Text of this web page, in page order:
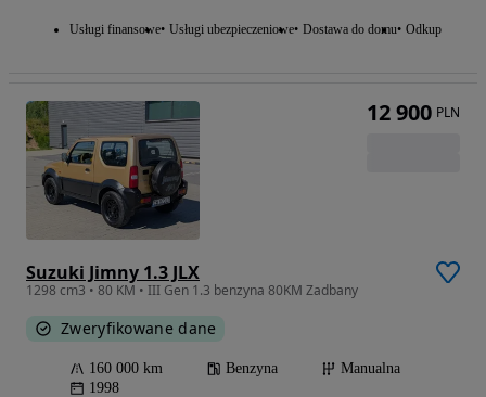
Usługi finansowe Usługi ubezpieczeniowe Dostawa do domu Odkup
Suzuki Jimny 1.3 JLX
1298 cm3 • 80 KM • III Gen 1.3 benzyna 80KM Zadbany
Zweryfikowane dane
160 000 km Benzyna
Manualna
1998
12 900 PLN